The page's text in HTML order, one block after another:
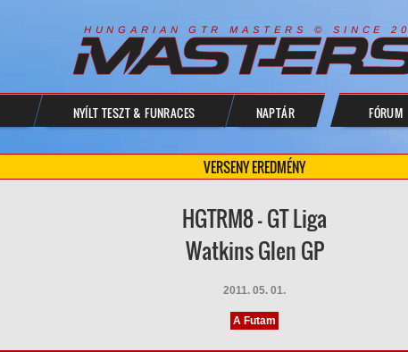
H U N G A R I A N G T R M A S T E R S © S I N C E 2 0
NYÍLT TESZT & FUNRACES NAPTÁR FÓRUM
VERSENY EREDMÉNY
HGTRM8 - GT Liga
Watkins Glen GP
2011. 05. 01.
A Futam